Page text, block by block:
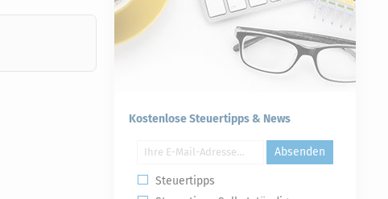
Kostenlose Steuertipps & News
Absenden
Steuertipps